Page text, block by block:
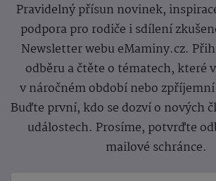
Pravidelný přísun novinek,
podpora pro rodiče i sdílení
Newsletter webu eMaminy.cz.
odběru a čtěte o tématech, které
v náročném období nebo
Buďte první, kdo se dozví o nových
událostech. Prosíme, potvrďte
mailové schránce.